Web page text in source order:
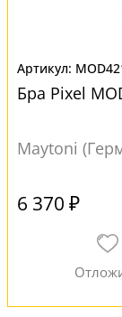
Бра Pixel
Maytoni
6 370 ₽